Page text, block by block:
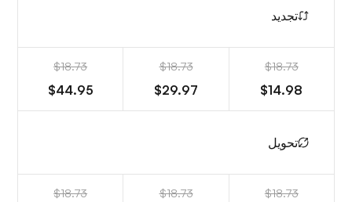
تجديد
$18.73
$14.98
$18.73
$29.97
$18.73
$44.95
تحويل
$18.73
$18.73
$18.73